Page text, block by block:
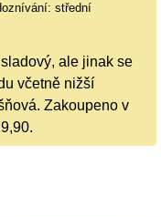
střední
ale jinak se
včetně nižší
Zakoupeno v